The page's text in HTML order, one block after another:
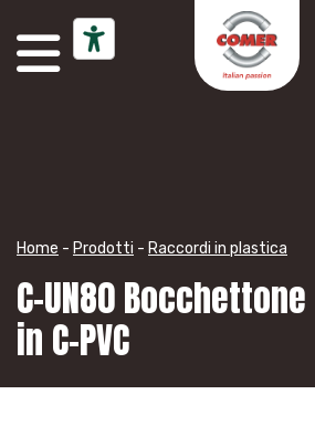
Home - Prodotti - Raccordi in plastica
C-UN80
in C-PVC